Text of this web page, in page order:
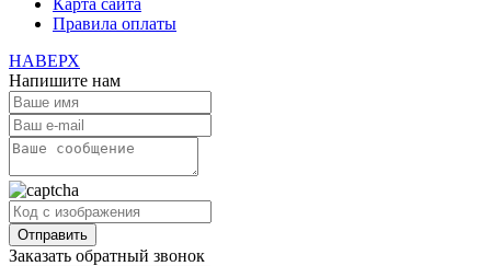
Карта сайта
Правила оплаты
НАВЕРХ
Напишите нам
Заказать обратный звонок